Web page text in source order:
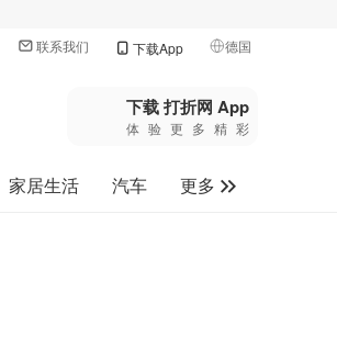
联系我们 下载App 德国
🇺🇸美国
🇨🇳中国
🇨🇦加拿大
下载 打折网 App
体验更多精彩
家居生活 汽车
更多